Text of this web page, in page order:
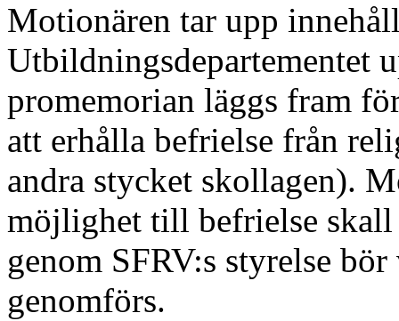
Motionären tar upp
Utbildningsdepartementet
promemorian läggs fram
att erhålla befrielse från
andra stycket skollagen).
möjlighet till befrielse skall
genom SFRV:s styrelse
genomförs.